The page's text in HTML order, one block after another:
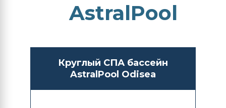
AstralPool
Круглый СПА бассейн
AstralPool Odisea